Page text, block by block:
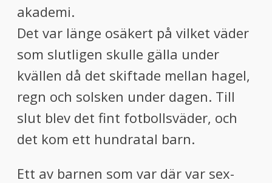
akademi.
Det var länge osäkert på vilket väder
som slutligen skulle gälla under
kvällen då det skiftade mellan hagel,
regn och solsken under dagen. Till
slut blev det fint fotbollsväder, och
det kom ett hundratal barn.
Ett av barnen som var där var sex-